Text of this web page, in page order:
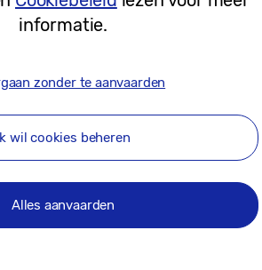
voor treinen, bussen en
informatie.
zonder te aanvaarden
wil cookies beheren
Alles aanvaarden